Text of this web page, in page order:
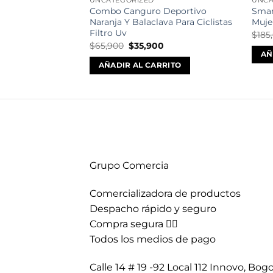
Combo Canguro Deportivo
Naranja Y Balaclava Para Ciclistas
Filtro Uv
$65,900 El
precio
original
era:
$35,900
actual
es:
AÑADIR AL CARRITO
$
Grupo Comercia
Comercializadora de productos
Despacho rápido y seguro
Compra segura 👇🏼
Todos los medios de pago
Calle 14 # 19 -92 Local 112 Innovo,